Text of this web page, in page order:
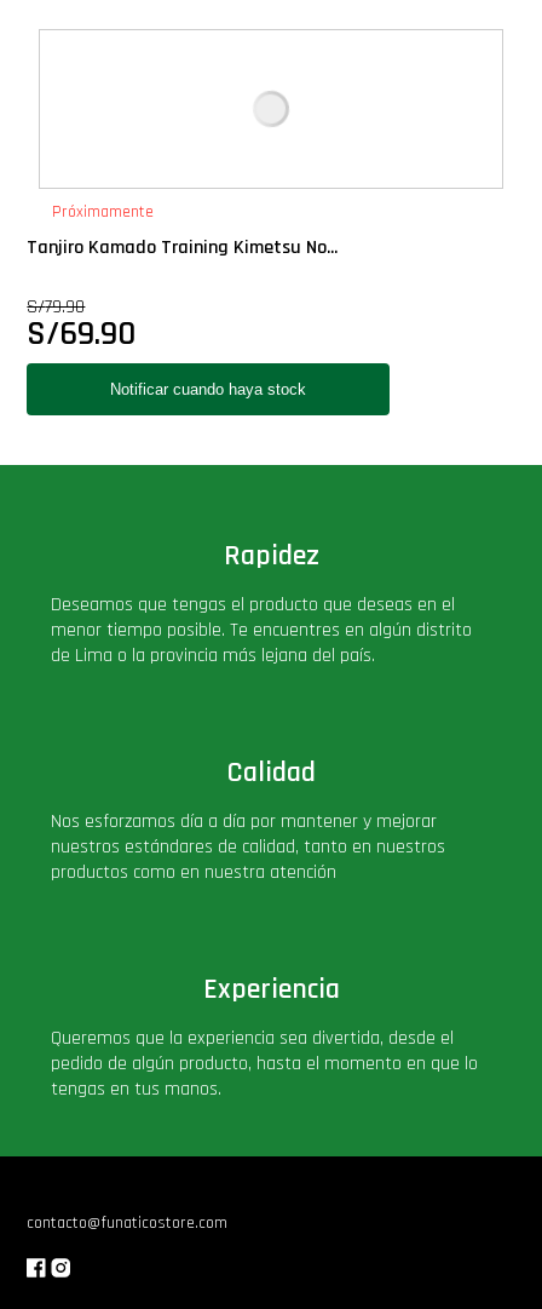
Próximamente
Tanjiro Kamado Training Kimetsu No...
S/79.90
S/69.90
Rapidez
Deseamos que tengas el producto que deseas en el
menor tiempo posible. Te encuentres en algún distrito
de Lima o la provincia más lejana del país.
Calidad
Nos esforzamos día a día por mantener y mejorar
nuestros estándares de calidad, tanto en nuestros
productos como en nuestra atención
Experiencia
Queremos que la experiencia sea divertida, desde el
pedido de algún producto, hasta el momento en que lo
tengas en tus manos.
contacto@funaticostore.com